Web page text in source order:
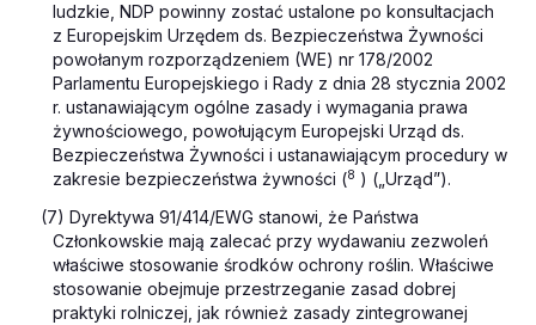
ludzkie, NDP powinny zostać ustalone po konsultacjach
z Europejskim Urzędem ds. Bezpieczeństwa Żywności
powołanym rozporządzeniem (WE) nr 178/2002
Parlamentu Europejskiego i Rady z dnia 28 stycznia 2002
r. ustanawiającym ogólne zasady i wymagania prawa
żywnościowego, powołującym Europejski Urząd ds.
Bezpieczeństwa Żywności i ustanawiającym procedury w
zakresie bezpieczeństwa żywności (8 ) („Urząd”).
(7) Dyrektywa 91/414/EWG stanowi, że Państwa
Członkowskie mają zalecać przy wydawaniu zezwoleń
właściwe stosowanie środków ochrony roślin. Właściwe
stosowanie obejmuje przestrzeganie zasad dobrej
praktyki rolniczej, jak również zasady zintegrowanej